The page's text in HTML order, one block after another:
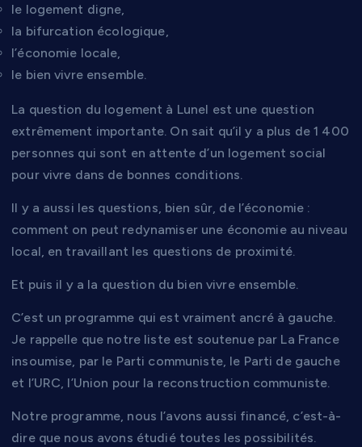
le logement digne,
la bifurcation écologique,
l’économie locale,
le bien vivre ensemble.
La question du logement à Lunel est une question
extrêmement importante. On sait qu’il y a plus de 1 400
personnes qui sont en attente d’un logement social
pour vivre dans de bonnes conditions.
Il y a aussi les questions, bien sûr, de l’économie :
comment on peut redynamiser une économie au niveau
local, en travaillant les questions de proximité.
Et puis il y a la question du bien vivre ensemble.
C’est un programme qui est vraiment ancré à gauche.
Je rappelle que notre liste est soutenue par La France
insoumise, par le Parti communiste, le Parti de gauche
et l’URC, l’Union pour la reconstruction communiste.
Notre programme, nous l’avons aussi financé, c’est-à-
dire que nous avons étudié toutes les possibilités.